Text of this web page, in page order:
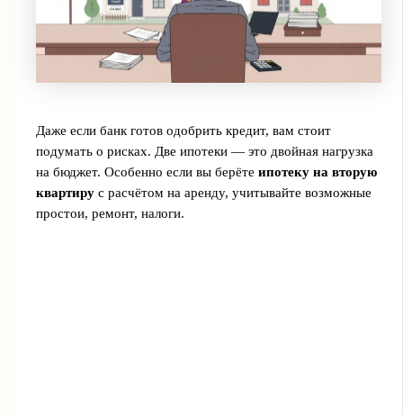
Даже если банк готов одобрить кредит, вам стоит
подумать о рисках. Две ипотеки — это двойная нагрузка
на бюджет. Особенно если вы берёте ипотеку на вторую
квартирус расчётом на аренду, учитывайте возможные
простои, ремонт, налоги.